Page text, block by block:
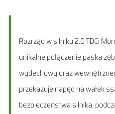
Rozrząd w silniku 2.0 TDCi
unikalne połączenie paska
wydechowy oraz
przekazuje napęd na wałek
bezpieczeństwa silnika,